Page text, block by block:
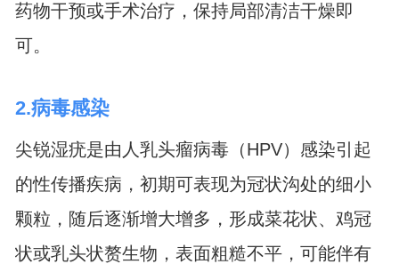
药物干预或手术治疗，保持局部清洁干燥即
可。
2.病毒感染
尖锐湿疣是由人乳头瘤病毒（HPV）感染引起
的性传播疾病，初期可表现为冠状沟处的细小
颗粒，随后逐渐增大增多，形成菜花状、鸡冠
状或乳头状赘生物，表面粗糙不平，可能伴有